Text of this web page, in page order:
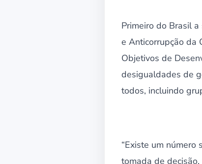
Primeiro do Brasil
e Anticorrupção da
Objetivos de
desigualdades de
todos, incluindo
“Existe um
tomada de